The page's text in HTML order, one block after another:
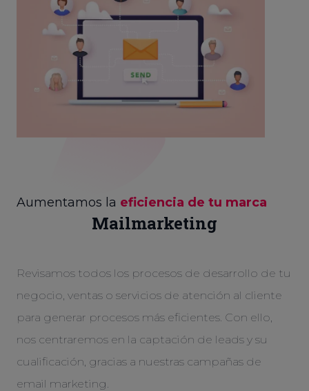
Aumentamos la eficiencia de tu marca
Mailmarketing
Revisamos todos los procesos de desarrollo de tu
negocio, ventas o servicios de atención al cliente
para generar procesos más eficientes. Con ello,
nos centraremos en la captación de leads y su
cualificación, gracias a nuestras campañas de
email marketing.